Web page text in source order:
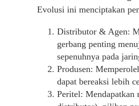
Evolusi ini menciptakan
Distributor & Agen:
gerbang penting
sepenuhnya pada
Produsen:
dapat bereaksi lebih
Peritel: Mendapatkan